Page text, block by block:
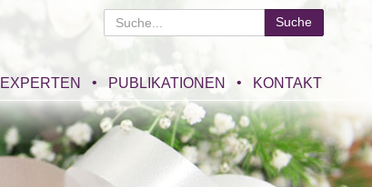
EXPERTEN PUBLIKATIONEN KONTAKT